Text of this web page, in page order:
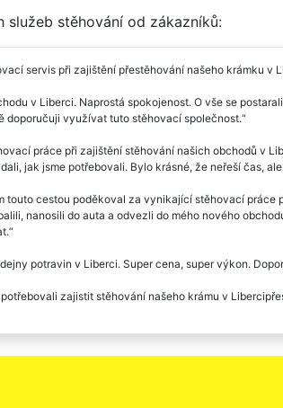
služeb stěhování od zákazníků:
servis při zajištění přestěhování našeho krámku v
v Liberci. Naprostá spokojenost. O vše se
doporučuji využívat tuto stěhovací společnost.
práce při zajištění stěhování našich obchodů v
jak jsme potřebovali. Bylo krásné, že neřeší čas,
touto cestou poděkoval za vynikající stěhovací práce
nanosili do auta a odvezli do mého nového
potravin v Liberci. Super cena, super výkon.
zajistit stěhování našeho krámu v
nám odstěhovali náš obchod v Liberci.